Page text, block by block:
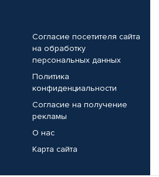
Согласие посетителя сайта
на обработку
персональных данных
Политика
конфиденциальности
Согласие на получение
рекламы
О нас
Карта сайта